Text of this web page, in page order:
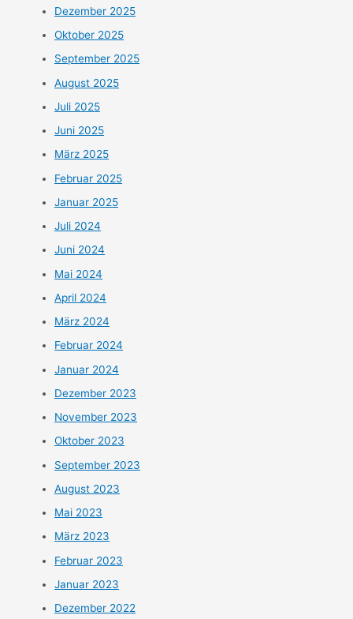
Dezember 2025
Oktober 2025
September 2025
August 2025
Juli 2025
Juni 2025
März 2025
Februar 2025
Januar 2025
Juli 2024
Juni 2024
Mai 2024
April 2024
März 2024
Februar 2024
Januar 2024
Dezember 2023
November 2023
Oktober 2023
September 2023
August 2023
Mai 2023
März 2023
Februar 2023
Januar 2023
Dezember 2022